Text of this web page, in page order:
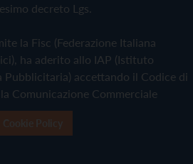
decreto Lgs.
la Fisc (Federazione Italiana
ha aderito allo IAP (Istituto
Pubblicitaria) accettando il Codice di
Comunicazione Commerciale